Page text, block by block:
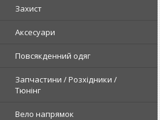
Захист
Аксесуари
Повсякденний одяг
Запчастини / Розхідники /
Тюнінг
Вело напрямок